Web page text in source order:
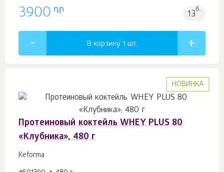
3900 դր 13б.
В корзину 1 шт.
НОВИНКА
Протеиновый коктейль WHEY PLUS 80
«Клубника», 480 г
Keforma